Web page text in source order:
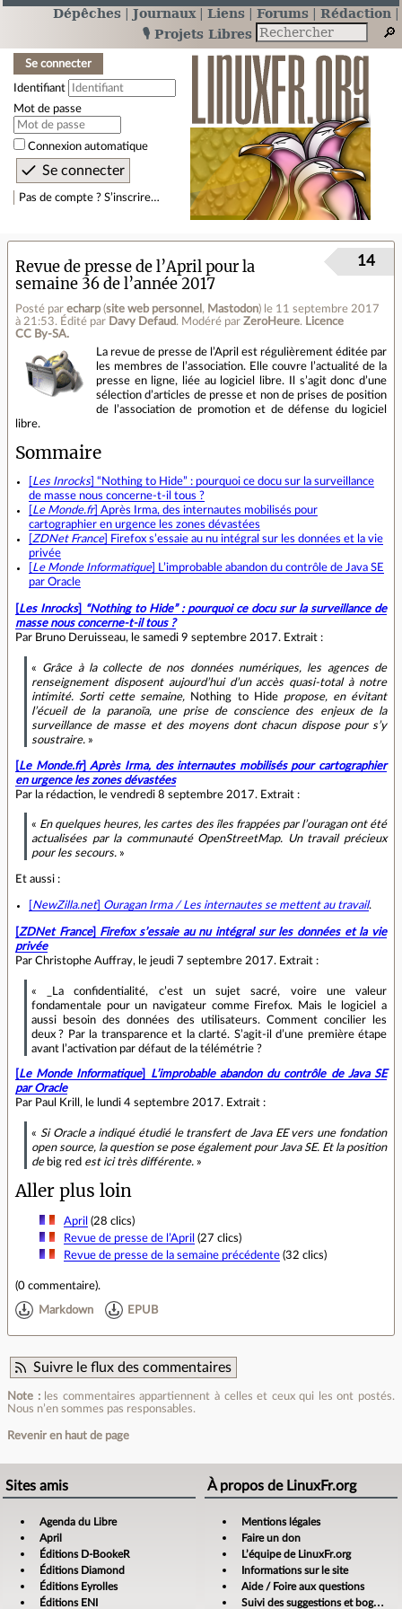
Dépêches Journaux Liens Forums
Rédaction
🎙️ Projets Libres
Se connecter
Identifiant
Mot de passe
Connexion automatique
Pas de compte ? S’inscrire…
Revue de presse de l’April pour la
semaine 36 de l’année 2017
Posté par echarp(site web personnel , Mastodon) le 11 septembre 2017
à 21:53. Édité par Davy Defaud. Modéré par ZeroHeure. Licence
CC By‑SA.
14
La revue de presse de l’April est régulièrement éditée par
les membres de l’association. Elle couvre l’actualité de la
presse en ligne, liée au logiciel libre. Il s’agit donc d’une
sélection d’articles de presse et non de prises de position
de l’association de promotion et de défense du logiciel
libre.
Sommaire
Les Inrocks] “Nothing to Hide” : pourquoi ce docu sur la surveillance
de masse nous concerne‐t‐il tous ?
Le Monde.fr] Après Irma, des internautes mobilisés pour
cartographier en urgence les zones dévastées
ZDNet France] Firefox s’essaie au nu intégral sur les données et la vie
privée
Le Monde Informatique] L’improbable abandon du contrôle de Java SE
par Oracle
Les Inrocks]
“Nothing to Hide” : pourquoi ce docu sur la surveillance de
masse nous concerne‐t‐il tous ?
Par Bruno Deruisseau, le samedi 9 septembre 2017. Extrait :
« Grâce à la collecte de nos données numériques, les agences de
renseignement disposent aujourd’hui d’un accès quasi‐total à notre
intimité. Sorti cette semaine, Nothing to Hide propose, en évitant
l’écueil de la paranoïa, une prise de conscience des enjeux de la
surveillance de masse et des moyens dont chacun dispose pour s’y
soustraire. »
Le Monde.fr]Après Irma, des internautes mobilisés pour cartographier
en urgence les zones dévastées
Par la rédaction, le vendredi 8 septembre 2017. Extrait :
« En quelques heures, les cartes des îles frappées par l’ouragan ont été
actualisées par la communauté OpenStreetMap. Un travail précieux
pour les secours. »
Et aussi :
NewZilla.net] Ouragan Irma / Les internautes se mettent au travail.
ZDNet France] Firefox s’essaie au nu intégral sur les données et la vie
privée
Par Christophe Auffray, le jeudi 7 septembre 2017. Extrait :
« _La confidentialité, c’est un sujet sacré, voire une valeur
fondamentale pour un navigateur comme Firefox. Mais le logiciel a
aussi besoin des données des utilisateurs. Comment concilier les
deux ? Par la transparence et la clarté. S’agit‐il d’une première étape
avant l’activation par défaut de la télémétrie ?
Le Monde Informatique]
L’improbable abandon du contrôle de Java SE
par Oracle
Par Paul Krill, le lundi 4 septembre 2017. Extrait :
« Si Oracle a indiqué étudié le transfert de Java EE vers une fondation
open source, la question se pose également pour Java SE. Et la position
debig red est ici très différente. »
Aller plus loin
April (28 clics)
Revue de presse de l’April (27 clics)
Revue de presse de la semaine précédente(32 clics)
(0 commentaire).
Markdown EPUB
Suivre le flux des commentaires
Note :les commentaires appartiennent à celles et ceux qui les ont postés.
Nous n’en sommes pas responsables.
Revenir en haut de page
Sites amis
Agenda du Libre
April
Éditions D-BookeR
Éditions Diamond
Éditions Eyrolles
Éditions ENI
À propos de LinuxFr.org
Mentions légales
Faire un don
L’équipe de LinuxFr.org
Informations sur le site
Aide / Foire aux questions
Suivi des suggestions et bogues